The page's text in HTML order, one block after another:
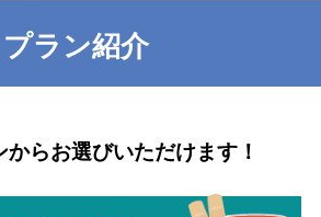
プラン紹介
らお選びいただけます！